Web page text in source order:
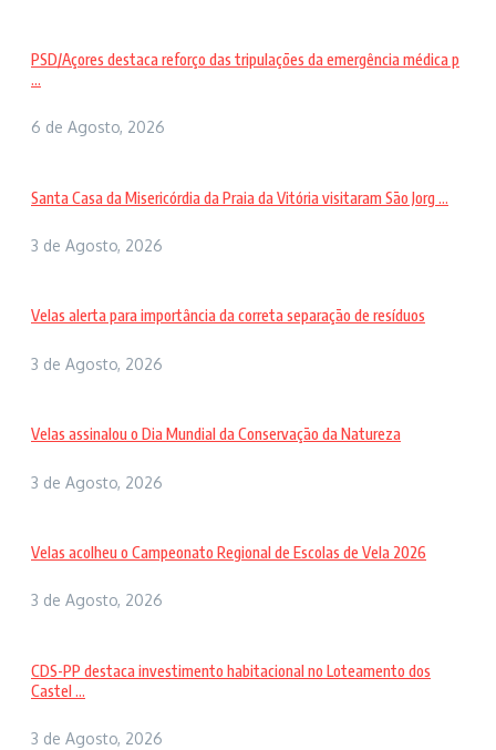
PSD/Açores destaca reforço das tripulações da emergência médica p
...
6 de Agosto, 2026
Santa Casa da Misericórdia da Praia da Vitória visitaram São Jorg ...
3 de Agosto, 2026
Velas alerta para importância da correta separação de resíduos
3 de Agosto, 2026
Velas assinalou o Dia Mundial da Conservação da Natureza
3 de Agosto, 2026
Velas acolheu o Campeonato Regional de Escolas de Vela 2026
3 de Agosto, 2026
CDS-PP destaca investimento habitacional no Loteamento dos
Castel ...
3 de Agosto, 2026